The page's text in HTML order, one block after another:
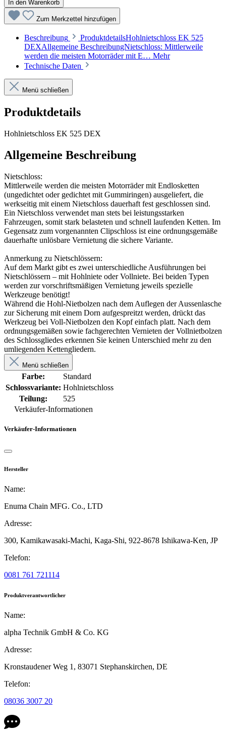
In den Warenkorb
Zum Merkzettel hinzufügen
Beschreibung
ProduktdetailsHohlnietschloss EK 525
DEXAllgemeine BeschreibungNietschloss: Mittlerweile
werden die meisten Motorräder mit E… Mehr
Technische Daten
Menü schließen
Produktdetails
Hohlnietschloss EK 525 DEX
Allgemeine Beschreibung
Nietschloss:
Mittlerweile werden die meisten Motorräder mit Endlosketten
(ungedichtet oder gedichtet mit Gummiringen) ausgeliefert, die
werkseitig mit einem Nietschloss dauerhaft fest geschlossen sind.
Ein Nietschloss verwendet man stets bei leistungsstarken
Fahrzeugen, somit stark belasteten und schnell laufenden Ketten. Im
Gegensatz zum vorgenannten Clipschloss ist eine ordnungsgemäße
dauerhafte unlösbare Vernietung die sichere Variante.
Anmerkung zu Nietschlössern:
Auf dem Markt gibt es zwei unterschiedliche Ausführungen bei
Nietschlössern – mit Hohlniete oder Vollniete. Bei beiden Typen
werden zur vorschriftsmäßigen Vernietung jeweils spezielle
Werkzeuge benötigt!
Während die Hohl-Nietbolzen nach dem Auflegen der Aussenlasche
zur Sicherung mit einem Dorn aufgespreitzt werden, drückt das
Werkzeug bei Voll-Nietbolzen den Kopf einfach platt. Nach dem
ordnungsgemäßen sowie fachgerechten Vernieten der Vollnietbolzen
des Schlossgliedes erkennen Sie keinen Unterschied mehr zu den
umliegenden Kettengliedern.
Menü schließen
Farbe:
Standard
Schlossvariante: Hohlnietschloss
Teilung:
525
Verkäufer-Informationen
Verkäufer-Informationen
Hersteller
Name:
Enuma Chain MFG. Co., LTD
Adresse:
300, Kamikawasaki-Machi, Kaga-Shi, 922-8678 Ishikawa-Ken, JP
Telefon:
0081 761 721114
Produktverantwortlicher
Name:
alpha Technik GmbH & Co. KG
Adresse:
Kronstaudener Weg 1, 83071 Stephanskirchen, DE
Telefon:
08036 3007 20